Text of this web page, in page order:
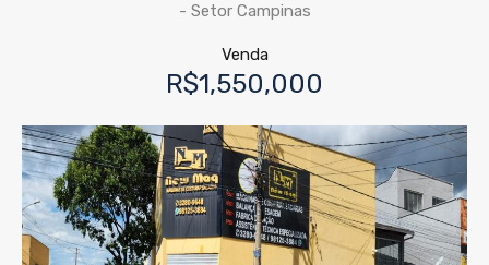
- Setor Campinas
Venda
R$1,550,000